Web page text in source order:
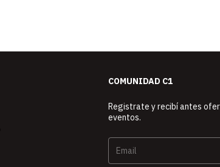
COMUNIDAD C1
Registrate y recibí antes
eventos.